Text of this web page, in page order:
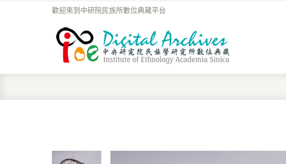
歡迎來到中研院民族所數位典藏平台